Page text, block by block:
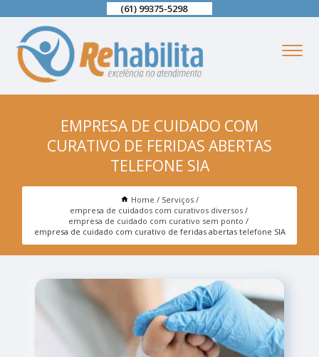
(61) 99375-5298
EMPRESA DE CUIDADO COM
CURATIVO DE FERIDAS ABERTAS
TELEFONE SIA
Home
Serviços
empresa de cuidados com curativos diversos
empresa de cuidado com curativo sem ponto
empresa de cuidado com curativo de feridas abertas telefone SIA